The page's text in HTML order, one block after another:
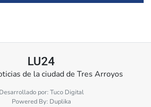
LU24
de la ciudad de Tres Arroyos
Desarrollado por: Tuco Digital
Powered By: Duplika